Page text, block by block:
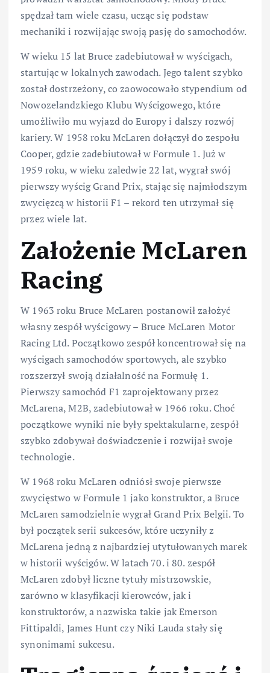
spędzał tam wiele czasu, ucząc się podstaw
mechaniki i rozwijając swoją pasję do samochodów.
W wieku 15 lat Bruce zadebiutował w wyścigach,
startując w lokalnych zawodach. Jego talent szybko
został dostrzeżony, co zaowocowało stypendium od
Nowozelandzkiego Klubu Wyścigowego, które
umożliwiło mu wyjazd do Europy i dalszy rozwój
kariery. W 1958 roku McLaren dołączył do zespołu
Cooper, gdzie zadebiutował w Formule 1. Już w
1959 roku, w wieku zaledwie 22 lat, wygrał swój
pierwszy wyścig Grand Prix, stając się najmłodszym
zwycięzcą w historii F1 – rekord ten utrzymał się
przez wiele lat.
Założenie McLaren
Racing
W 1963 roku Bruce McLaren postanowił założyć
własny zespół wyścigowy – Bruce McLaren Motor
Racing Ltd. Początkowo zespół koncentrował się na
wyścigach samochodów sportowych, ale szybko
rozszerzył swoją działalność na Formułę 1.
Pierwszy samochód F1 zaprojektowany przez
McLarena, M2B, zadebiutował w 1966 roku. Choć
początkowe wyniki nie były spektakularne, zespół
szybko zdobywał doświadczenie i rozwijał swoje
technologie.
W 1968 roku McLaren odniósł swoje pierwsze
zwycięstwo w Formule 1 jako konstruktor, a Bruce
McLaren samodzielnie wygrał Grand Prix Belgii. To
był początek serii sukcesów, które uczyniły z
McLarena jedną z najbardziej utytułowanych marek
w historii wyścigów. W latach 70. i 80. zespół
McLaren zdobył liczne tytuły mistrzowskie,
zarówno w klasyfikacji kierowców, jak i
konstruktorów, a nazwiska takie jak Emerson
Fittipaldi, James Hunt czy Niki Lauda stały się
synonimami sukcesu.